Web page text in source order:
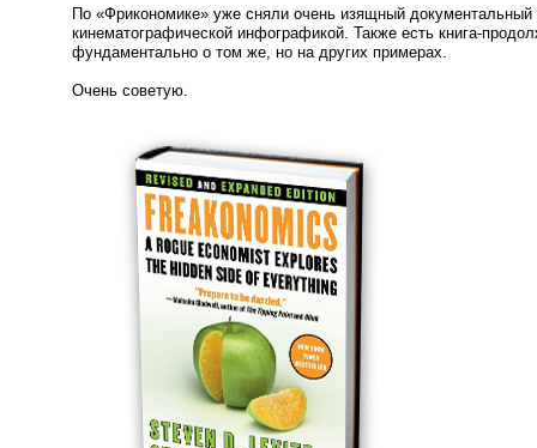
По «Фрикономике» уже сняли очень изящный
кинематографической инфографикой. Также есть книга-
фундаментально о том же, но на других примерах.
Очень советую.